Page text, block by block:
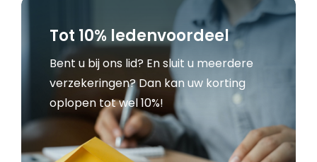
Tot 10% ledenvoordeel
Bent u bij ons lid? En sluit u meerdere
verzekeringen? Dan kan uw korting
oplopen tot wel 10%!